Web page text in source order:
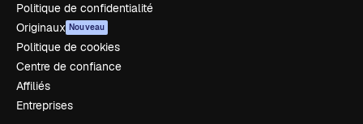
Politique de confidentialité
Originaux Nouveau
Politique de cookies
Centre de confiance
Affiliés
Entreprises